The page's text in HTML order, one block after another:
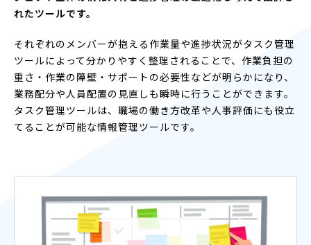
れたツールです。
それぞれのメンバーが抱える作業量や進捗状況がタスク管理
ツールによって分かりやすく整理されることで、作業負担の
重さ・作業の障壁・サポートの必要性などが明らかになり、
業務配分や人員配置の見直しも瞬時に行うことができます。
タスク管理ツールは、職場の働き方改革や人事評価にも役立
てることが可能な情報管理ツールです。